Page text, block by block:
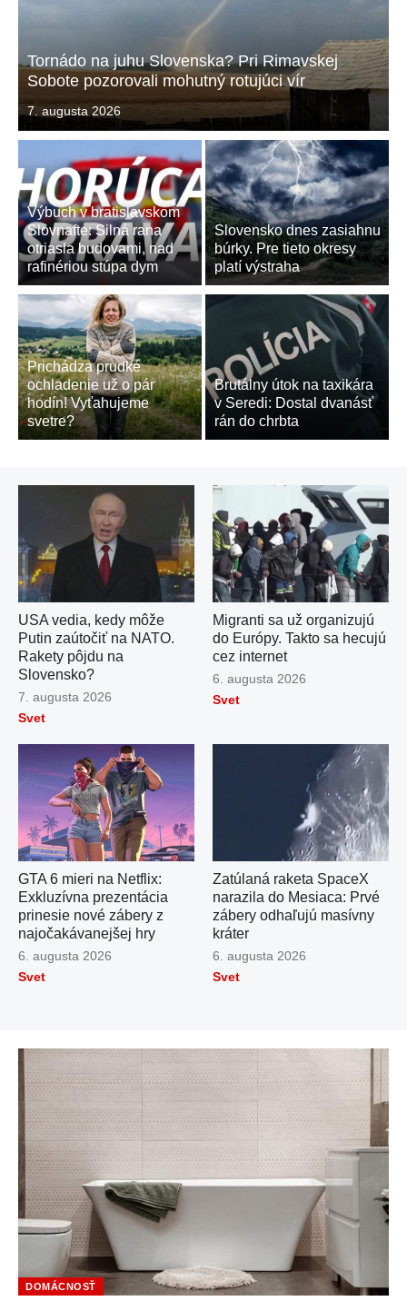
Obyčajný trik za pár centov z lekárne: Pridajte ho k uhorkám v auguste a budete ich zberať až do jesene
Tornádo na juhu Slovenska? Pri Rimavskej
Sobote pozorovali mohutný rotujúci vír
Publikované
dňa
7. augusta 2026
Výbuch v bratislavskom
Slovnafte: Silná rana
otriasla budovami, nad
rafinériou stúpa dym
Slovensko dnes zasiahnu
búrky. Pre tieto okresy
platí výstraha
Prichádza prudké
ochladenie už o pár
hodín! Vyťahujeme
svetre?
Brutálny útok na taxikára
v Seredi: Dostal dvanásť
rán do chrbta
USA vedia, kedy môže
Putin zaútočiť na NATO.
Rakety pôjdu na
Slovensko?
Publikované
dňa
7. augusta 2026
Svet
Migranti sa už organizujú
do Európy. Takto sa hecujú
cez internet
Publikované
dňa
6. augusta 2026
Svet
GTA 6 mieri na Netflix:
Exkluzívna prezentácia
prinesie nové zábery z
najočakávanejšej hry
Publikované
dňa
6. augusta 2026
Svet
Zatúlaná raketa SpaceX
narazila do Mesiaca: Prvé
zábery odhaľujú masívny
kráter
Publikované
dňa
6. augusta 2026
Svet
DOMÁCNOSŤ